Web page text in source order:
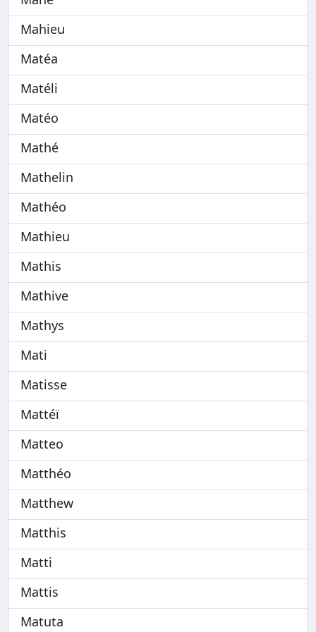
Mahieu
Matéa
Matéli
Matéo
Mathé
Mathelin
Mathéo
Mathieu
Mathis
Mathive
Mathys
Mati
Matisse
Mattéï
Matteo
Matthéo
Matthew
Matthis
Matti
Mattis
Matuta